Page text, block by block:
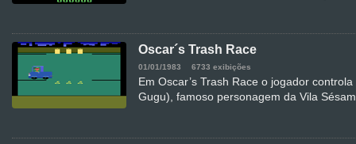
Oscar´s Trash Race
01/01/1983 6733 exibições
Em Oscar’s Trash Race o jogador
Gugu), famoso personagem da Vila